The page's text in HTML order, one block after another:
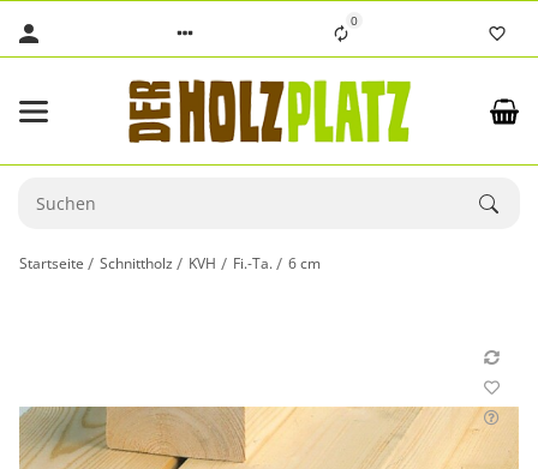
0
Startseite Schnittholz KVH Fi.-Ta. 6 cm